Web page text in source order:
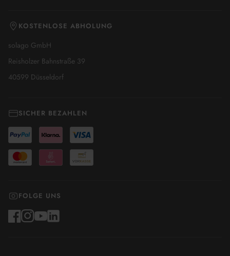
KOSTENLOSE ABHOLUNG
solago GmbH
Reisholzer Bahnstraße 39
40599 Düsseldorf
SICHER BEZAHLEN
FOLGE UNS